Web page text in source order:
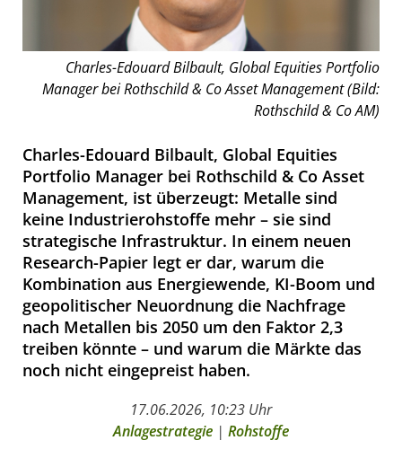
Charles-Edouard Bilbault, Global Equities Portfolio
Manager bei Rothschild & Co Asset Management (Bild:
Rothschild & Co AM)
Charles-Edouard Bilbault, Global Equities
Portfolio Manager bei Rothschild & Co Asset
Management, ist überzeugt: Metalle sind
keine Industrierohstoffe mehr – sie sind
strategische Infrastruktur. In einem neuen
Research-Papier legt er dar, warum die
Kombination aus Energiewende, KI-Boom und
geopolitischer Neuordnung die Nachfrage
nach Metallen bis 2050 um den Faktor 2,3
treiben könnte – und warum die Märkte das
noch nicht eingepreist haben.
17.06.2026, 10:23 Uhr
Anlagestrategie | Rohstoffe